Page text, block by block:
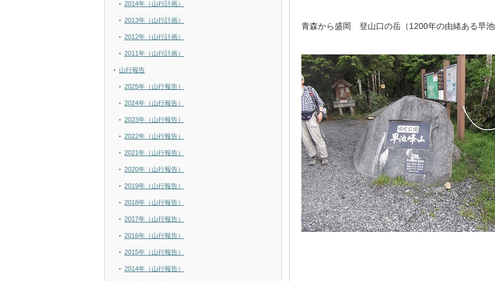
青森から盛岡 登山口の岳（1200年の由緒ある早
2014年（山行計画）
2013年（山行計画）
2012年（山行計画）
2011年（山行計画）
山行報告
2025年（山行報告）
2024年（山行報告）
2023年（山行報告）
2022年（山行報告）
2021年（山行報告）
2020年（山行報告）
2019年（山行報告）
2018年（山行報告）
2017年（山行報告）
2016年（山行報告）
2015年（山行報告）
2014年（山行報告）